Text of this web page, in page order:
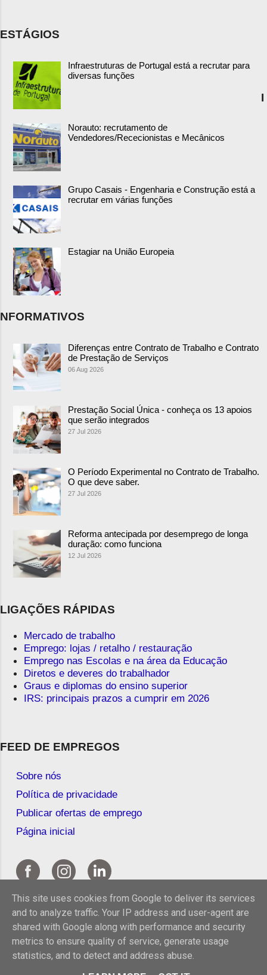
ESTÁGIOS
Infraestruturas de Portugal está a recrutar para
diversas funções
Norauto: recrutamento de
Vendedores/Rececionistas e Mecânicos
Grupo Casais - Engenharia e Construção está a
recrutar em várias funções
Estagiar na União Europeia
I
NFORMATIVOS
Diferenças entre Contrato de Trabalho e Contrato
de Prestação de Serviços
06 Aug 2026
Prestação Social Única - conheça os 13 apoios
que serão integrados
27 Jul 2026
O Período Experimental no Contrato de Trabalho.
O que deve saber.
27 Jul 2026
Reforma antecipada por desemprego de longa
duração: como funciona
12 Jul 2026
LIGAÇÕES RÁPIDAS
Mercado de trabalho
Emprego: lojas / retalho / restauração
Emprego nas Escolas e na área da Educação
Diretos e deveres do trabalhador
Graus e diplomas do ensino superior
IRS: principais prazos a cumprir em 2026
FEED DE EMPREGOS
Sobre nós
Política de privacidade
Publicar ofertas de emprego
Página inicial
This site uses cookies from Google to deliver its services
and to analyze traffic. Your IP address and user-agent are
shared with Google along with performance and security
metrics to ensure quality of service, generate usage
statistics, and to detect and address abuse.